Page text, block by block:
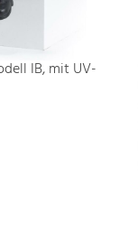
IB, mit UV-